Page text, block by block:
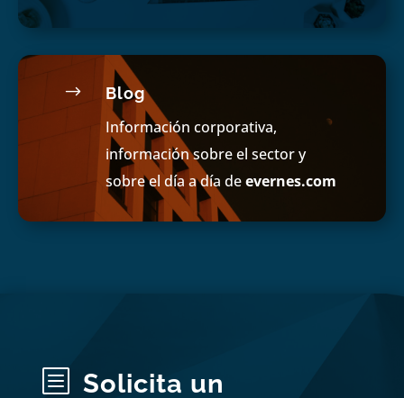
$ Blog
Información corporativa,
información sobre el sector y
sobre el día a día deevernes.com
b
Solicita un